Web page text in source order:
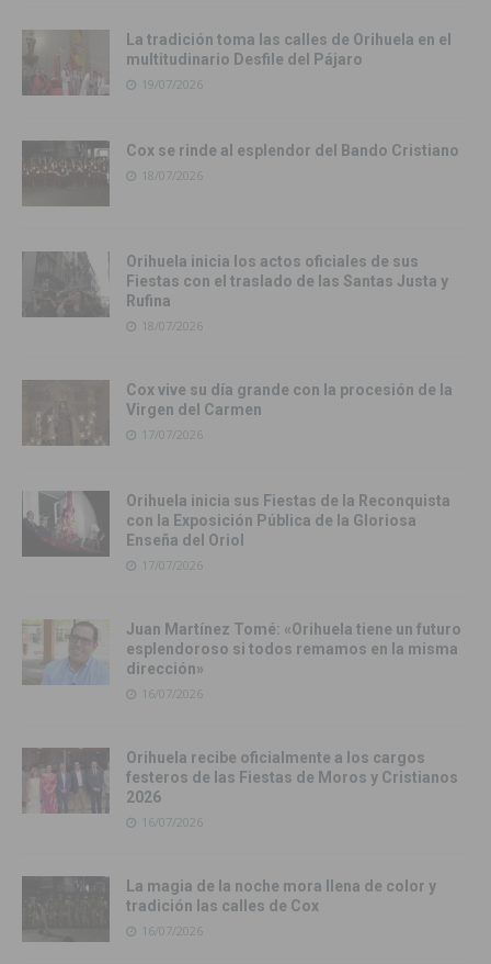
La tradición toma las calles de Orihuela en el
multitudinario Desfile del Pájaro
19/07/2026
Cox se rinde al esplendor del Bando Cristiano
18/07/2026
Orihuela inicia los actos oficiales de sus
Fiestas con el traslado de las Santas Justa y
Rufina
18/07/2026
Cox vive su día grande con la procesión de la
Virgen del Carmen
17/07/2026
Orihuela inicia sus Fiestas de la Reconquista
con la Exposición Pública de la Gloriosa
Enseña del Oriol
17/07/2026
Juan Martínez Tomé: «Orihuela tiene un futuro
esplendoroso si todos remamos en la misma
dirección»
16/07/2026
Orihuela recibe oficialmente a los cargos
festeros de las Fiestas de Moros y Cristianos
2026
16/07/2026
La magia de la noche mora llena de color y
tradición las calles de Cox
16/07/2026